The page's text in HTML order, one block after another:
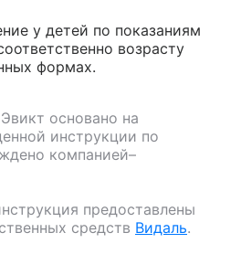
у детей по показаниям
возрасту
формах.
Эвикт основано на
инструкции по
компанией–
предоставлены
средств Видаль.